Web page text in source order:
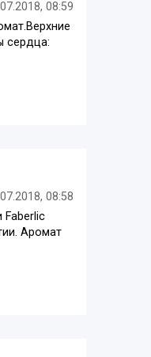
08:59
сердца:
08:58
Faberlic
Аромат